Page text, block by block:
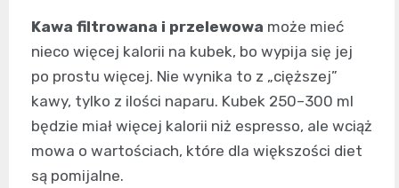
Kawa filtrowana i przelewowa może mieć
nieco więcej kalorii na kubek, bo wypija się jej
po prostu więcej. Nie wynika to z „cięższej”
kawy, tylko z ilości naparu. Kubek 250–300 ml
będzie miał więcej kalorii niż espresso, ale wciąż
mowa o wartościach, które dla większości diet
są pomijalne.